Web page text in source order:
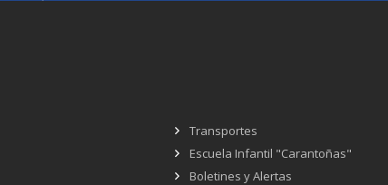
Transportes
Escuela Infantil "Carantoñas"
Boletines y Alertas